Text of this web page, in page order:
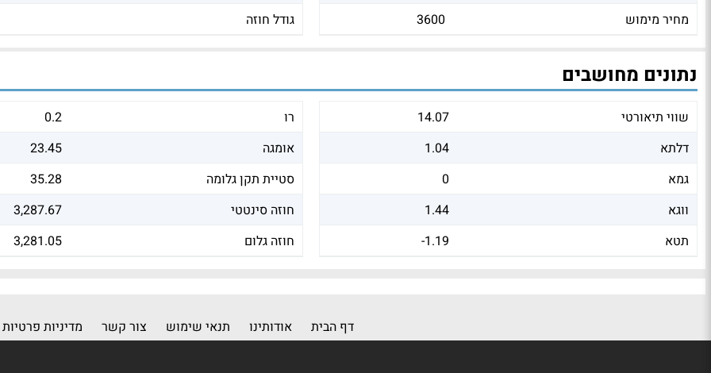
מחיר מימוש
3600
גודל חוזה
נתונים מחושבים
שווי תיאורטי
14.07
דלתא
1.04
גמא
0
ווגא
1.44
תטא
-1.19
רו
0.2
אומגה
23.45
סטיית תקן גלומה
35.28
חוזה סינטטי
3,287.67
חוזה גלום
3,281.05
דף הבית אודותינו תנאי שימוש צור קשר מדיניות פרטיות